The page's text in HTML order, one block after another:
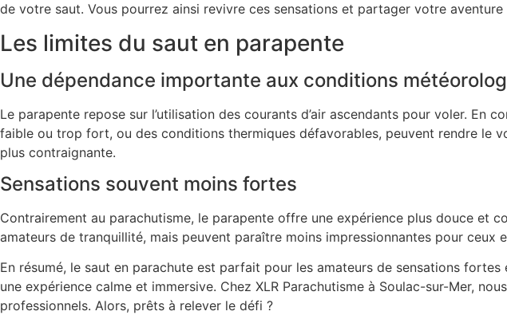
de votre saut. Vous pourrez ainsi revivre ces sensations et partager votre
Les limites du saut en parapente
Une dépendance importante aux conditions
Le parapente repose sur l’utilisation des courants d’air ascendants pour voler.
faible ou trop fort, ou des conditions thermiques défavorables, peuvent rendre le
plus contraignante.
Sensations souvent moins fortes
Contrairement au parachutisme, le parapente offre une expérience plus douce et
amateurs de tranquillité, mais peuvent paraître moins impressionnantes pour ceux
En résumé, le saut en parachute est parfait pour les amateurs de sensations fortes
une expérience calme et immersive. Chez XLR Parachutisme à Soulac-sur-Mer,
professionnels. Alors, prêts à relever le défi ?